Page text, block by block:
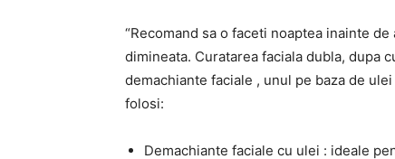
“Recomand sa o faceti noaptea inainte
dimineata. Curatarea faciala dubla, dupa
demachiante faciale , unul pe baza de
folosi:
Demachiante faciale cu ulei : ideale